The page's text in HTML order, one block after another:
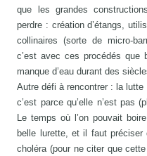
que les grandes
perdre : création d’étangs,
collinaires (sorte de micro-
c’est avec ces procédés que
manque d’eau durant des
Autre défi à rencontrer : la lutte
c’est parce qu’elle n’est pas
Le temps où l’on pouvait
belle lurette, et il faut préciser
choléra (pour ne citer que